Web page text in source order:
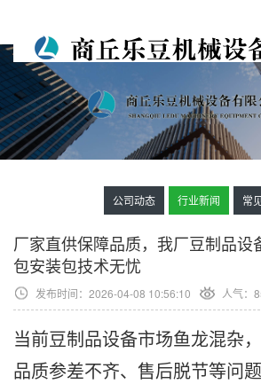
公司动态 行业新闻 常
厂家直供保障品质，我厂豆制品设
包安装包技术无忧
发布时间：2026-04-08 10:56:10 人气：
当前豆制品设备市场鱼龙混杂
品质参差不齐、售后脱节等问